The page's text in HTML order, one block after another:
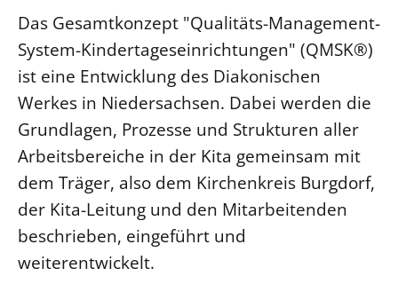
Das Gesamtkonzept "Qualitäts-Management-
System-Kindertageseinrichtungen" (QMSK®)
ist eine Entwicklung des Diakonischen
Werkes in Niedersachsen. Dabei werden die
Grundlagen, Prozesse und Strukturen aller
Arbeitsbereiche in der Kita gemeinsam mit
dem Träger, also dem Kirchenkreis Burgdorf,
der Kita-Leitung und den Mitarbeitenden
beschrieben, eingeführt und
weiterentwickelt.
Kantine Speiseplan
Kirchliches Amtsblatt
Kirchliche Verwaltung
Klimaschutzgesetz
Kunstreferat
NKVK
Öffentlichkeitsarbeit
Personalausschuss
Projektmanagement
Recht